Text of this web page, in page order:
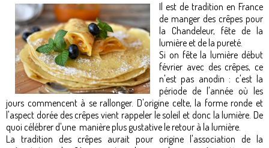
Il est de tradition en France
de manger des crêpes pour
la Chandeleur, fête de la
lumière et de la pureté.
Si on fête la lumière début
février avec des crêpes, ce
n'est pas anodin : c'est la
période de l'année où les
jours commencent à se rallonger. D'origine celte, la forme ronde et
l'aspect dorée des crêpes vient rappeler le soleil et donc la lumière. De
quoi célébrer d'une manière plus gustative le retour à la lumière.
La tradition des crêpes aurait pour origine l'association de la